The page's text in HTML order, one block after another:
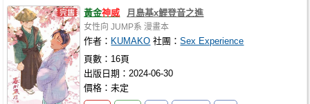
黃金神威 月島基x鯉登音之進
女性向 JUMP系 漫畫本
作者： KUMAKO 社團：Sex Experience
頁數：16頁
出版日期：2024-06-30
價格：未定